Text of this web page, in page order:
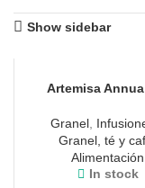
Show sidebar
Artemisa
Granel,
Granel, té y
Alimentación
In stock